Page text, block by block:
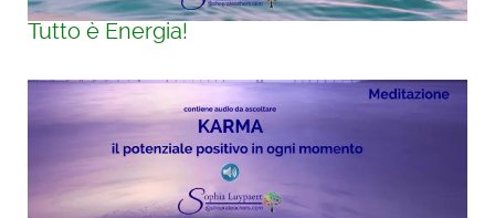
Tutto è Energia!